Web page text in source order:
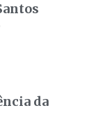
da